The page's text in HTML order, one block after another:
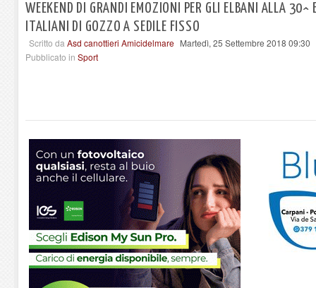
WEEKEND DI GRANDI EMOZIONI PER GLI ELBANI ALLA 30^
ITALIANI DI GOZZO A SEDILE FISSO
Scritto da Asd canottieri Amicidelmare Martedì, 25 Settembre 2018 09:30
Pubblicato in Sport